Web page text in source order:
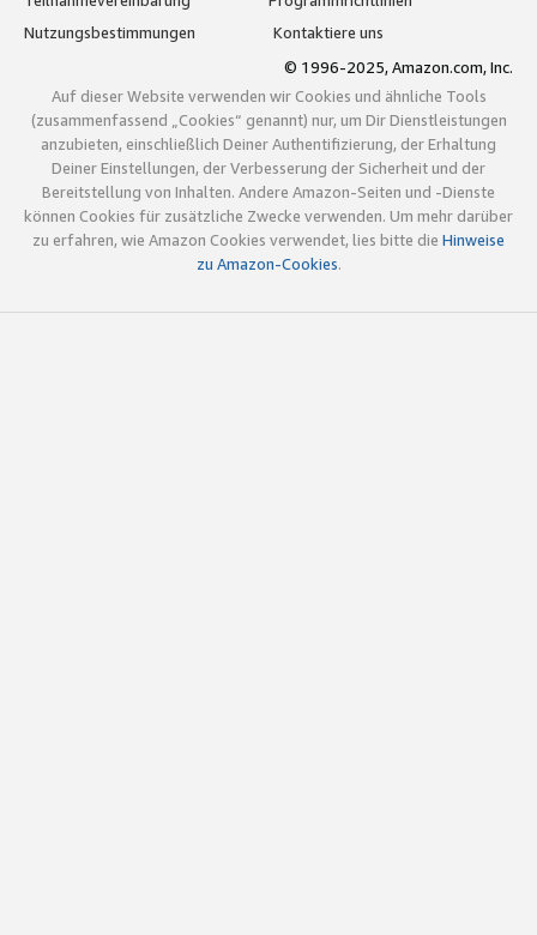
Nutzungsbestimmungen
Kontaktiere uns
© 1996-2025, Amazon.com, Inc.
Auf dieser Website verwenden wir Cookies und ähnliche Tools
(zusammenfassend „Cookies“ genannt) nur, um Dir Dienstleistungen
anzubieten, einschließlich Deiner Authentifizierung, der Erhaltung
Deiner Einstellungen, der Verbesserung der Sicherheit und der
Bereitstellung von Inhalten. Andere Amazon-Seiten und -Dienste
können Cookies für zusätzliche Zwecke verwenden. Um mehr darüber
zu erfahren, wie Amazon Cookies verwendet, lies bitte die Hinweise
zu Amazon-Cookies.